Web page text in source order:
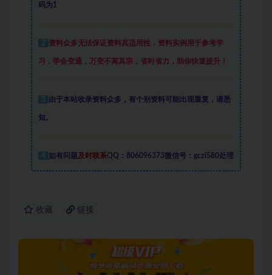
码为1
2 资料众多无法保证资料其适用性，资料实例 用于参考学
习，学会变通，万变不离其宗，省时省力，助你快速提升！
3 由于本站收录资料众多，有个别资料可能出现重复，请悉
知。
4 如有问题及时联系QQ：806096373微信号：gczl580处理
收藏 链接